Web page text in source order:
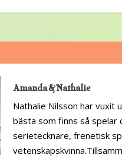
Amanda & Nathalie
Nathalie Nilsson har vuxit
bästa som finns så spelar
serietecknare, frenetisk